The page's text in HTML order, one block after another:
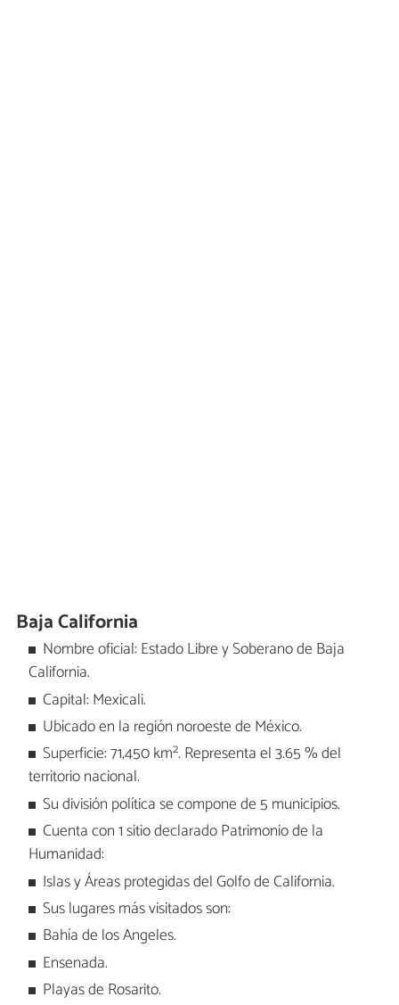
Baja California
Nombre oficial: Estado Libre y Soberano de Baja
California.
Capital: Mexicali.
Ubicado en la región noroeste de México.
Superficie: 71,450 km². Representa el 3.65 % del
territorio nacional.
Su división política se compone de 5 municipios.
Cuenta con 1 sitio declarado Patrimonio de la
Humanidad:
Islas y Áreas protegidas del Golfo de California.
Sus lugares más visitados son:
Bahía de los Angeles.
Ensenada.
Playas de Rosarito.